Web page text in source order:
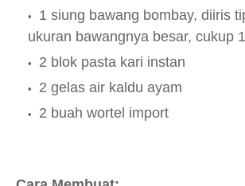
1 siung bawang bombay, diiris
ukuran bawangnya besar, cukup
2 blok pasta kari instan
2 gelas air kaldu ayam
2 buah wortel import